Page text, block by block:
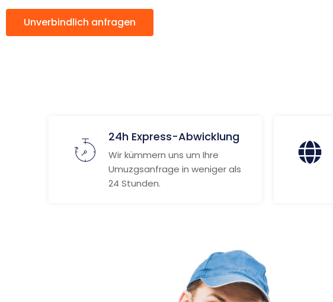
Unverbindlich anfragen
24h Express-Abwicklung
Wir kümmern uns um Ihre
Umuzgsanfrage in weniger als
24 Stunden.